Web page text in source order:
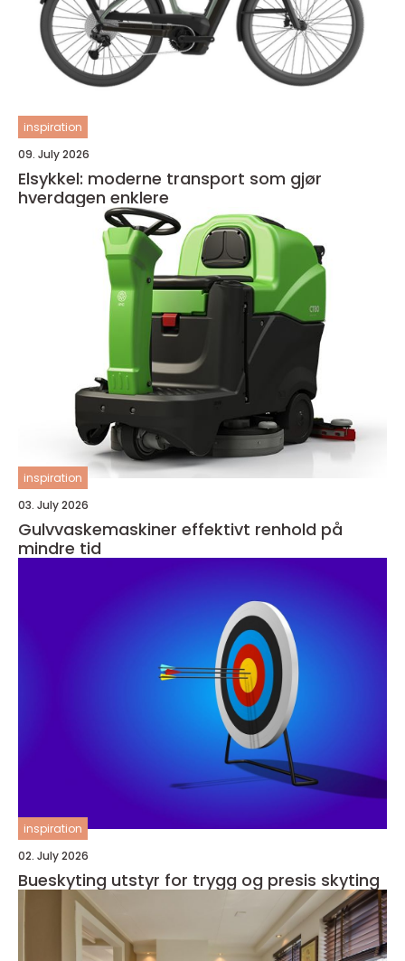
inspiration
09. July 2026
Elsykkel: moderne transport som gjør
hverdagen enklere
inspiration
03. July 2026
Gulvvaskemaskiner effektivt renhold på
mindre tid
inspiration
02. July 2026
Bueskyting utstyr for trygg og presis skyting